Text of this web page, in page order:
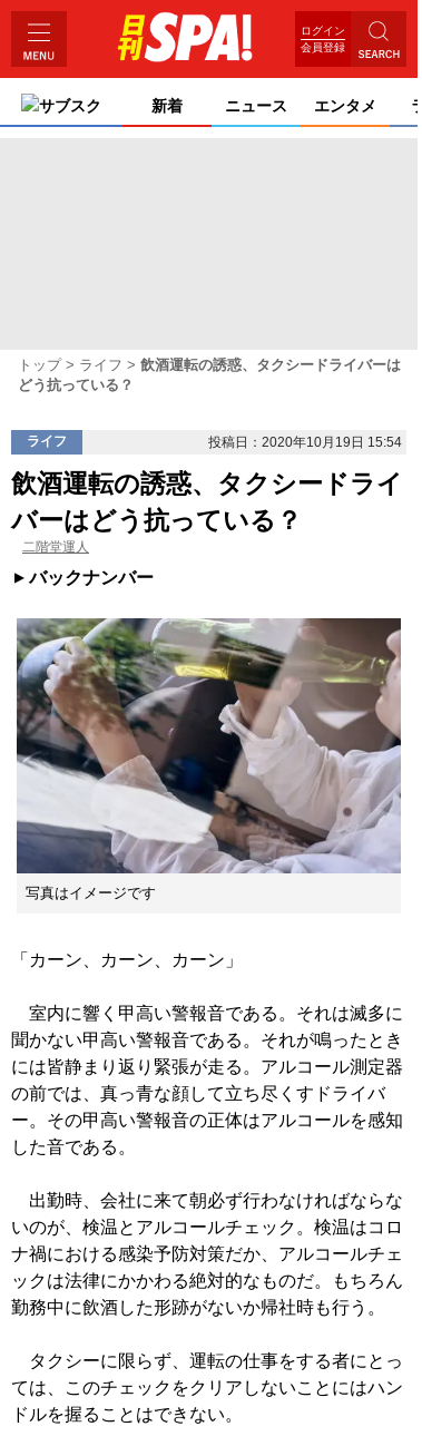
ログイン
会員登録
サブスク 新着 ニュース エンタメ
トップ ライフ
飲酒運転の誘惑、タクシードライバーは
どう抗っている？
ライフ 投稿日：2020年10月19日 15:54
飲酒運転の誘惑、タクシードライ
バーはどう抗っている？
二階堂運人
バックナンバー
写真はイメージです
「カーン、カーン、カーン」
室内に響く甲高い警報音である。それは滅多に
聞かない甲高い警報音である。それが鳴ったとき
には皆静まり返り緊張が走る。アルコール測定器
の前では、真っ青な顔して立ち尽くすドライバ
ー。その甲高い警報音の正体はアルコールを感知
した音である。
出勤時、会社に来て朝必ず行わなければならな
いのが、検温とアルコールチェック。検温はコロ
ナ禍における感染予防対策だか、アルコールチェ
ックは法律にかかわる絶対的なものだ。もちろん
勤務中に飲酒した形跡がないか帰社時も行う。
タクシーに限らず、運転の仕事をする者にとっ
ては、このチェックをクリアしないことにはハン
ドルを握ることはできない。